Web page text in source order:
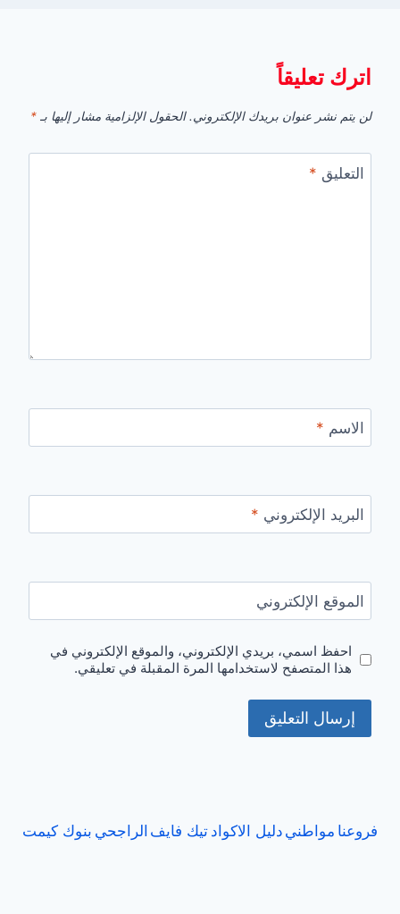
اترك تعليقاً
لن يتم نشر عنوان بريدك الإلكتروني. الحقول الإلزامية مشار إليها بـ *
التعليق *
الاسم *
البريد الإلكتروني *
الموقع الإلكتروني
احفظ اسمي، بريدي الإلكتروني، والموقع الإلكتروني في
هذا المتصفح لاستخدامها المرة المقبلة في تعليقي.
فروعنا مواطني دليل الاكواد تيك فايف الراجحي بنوك كيمت